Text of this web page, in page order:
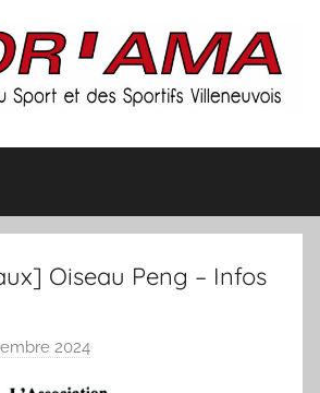
Oiseau Peng – Infos
2024